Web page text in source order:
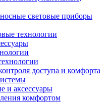
световые приборы
технологии
доступа и комфорта
и аксессуары
комфортом